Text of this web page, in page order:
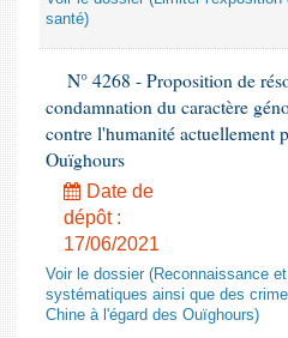
santé)
N° 4268 - Proposition de
condamnation du caractère
contre l'humanité actuellement
Ouïghours
Date de
dépôt :
17/06/2021
Voir le dossier (Reconnaissance
systématiques ainsi que des
Chine à l'égard des Ouïghours)